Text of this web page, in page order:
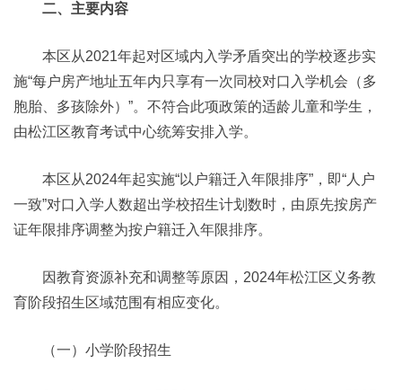
二、主要内容
本区从2021年起对区域内入学矛盾突出的学校逐步实
施“每户房产地址五年内只享有一次同校对口入学机会（多
胞胎、多孩除外）”。不符合此项政策的适龄儿童和学生，
由松江区教育考试中心统筹安排入学。
本区从2024年起实施“以户籍迁入年限排序”，即“人户
一致”对口入学人数超出学校招生计划数时，由原先按房产
证年限排序调整为按户籍迁入年限排序。
因教育资源补充和调整等原因，2024年松江区义务教
育阶段招生区域范围有相应变化。
（一）小学阶段招生